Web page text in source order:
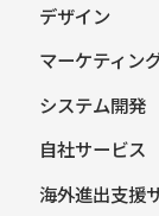
デザイン
マーケティン
システム開発
自社サービス
海外進出支援